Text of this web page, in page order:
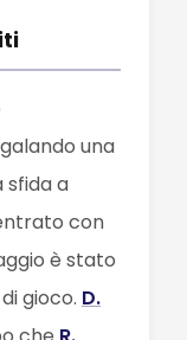
una
sfida a
con
è stato
gioco. D.